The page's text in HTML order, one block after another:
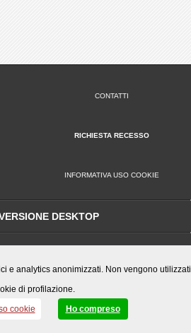
CONTATTI
RICHIESTA RECESSO
INFORMATIVA USO COOKIE
DESKTOP
ROMA REA N. 1119584 Cap. Soc. € 10.000,
e analytics anonimizzati. Non vengono utilizzati
di profilazione.
cookie
Ho compreso